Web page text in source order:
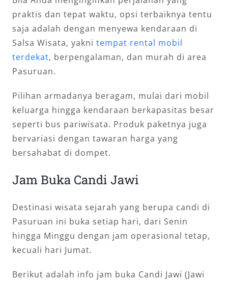
praktis dan tepat waktu, opsi terbaiknya tentu
saja adalah dengan menyewa kendaraan di
Salsa Wisata, yakni tempat rental mobil
terdekat, berpengalaman, dan murah di area
Pasuruan.
Pilihan armadanya beragam, mulai dari mobil
keluarga hingga kendaraan berkapasitas besar
seperti bus pariwisata. Produk paketnya juga
bervariasi dengan tawaran harga yang
bersahabat di dompet.
Jam Buka Candi Jawi
Destinasi wisata sejarah yang berupa candi di
Pasuruan ini buka setiap hari, dari Senin
hingga Minggu dengan jam operasional tetap,
kecuali hari Jumat.
Berikut adalah info jam buka Candi Jawi (Jawi